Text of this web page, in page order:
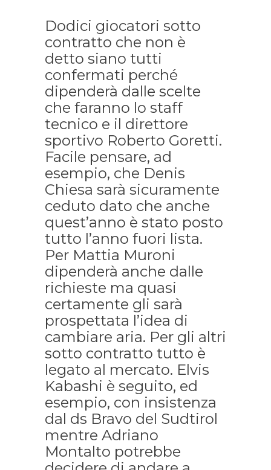
Dodici giocatori sotto
contratto che non è
detto siano tutti
confermati perché
dipenderà dalle scelte
che faranno lo staff
tecnico e il direttore
sportivo Roberto Goretti.
Facile pensare, ad
esempio, che Denis
Chiesa sarà sicuramente
ceduto dato che anche
quest’anno è stato posto
tutto l’anno fuori lista.
Per Mattia Muroni
dipenderà anche dalle
richieste ma quasi
certamente gli sarà
prospettata l’idea di
cambiare aria. Per gli altri
sotto contratto tutto è
legato al mercato. Elvis
Kabashi è seguito, ed
esempio, con insistenza
dal ds Bravo del Sudtirol
mentre Adriano
Montalto potrebbe